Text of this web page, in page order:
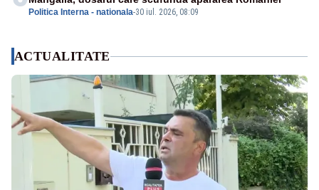
Politica Interna - nationala-30 iul. 2026, 08:09
ACTUALITATE